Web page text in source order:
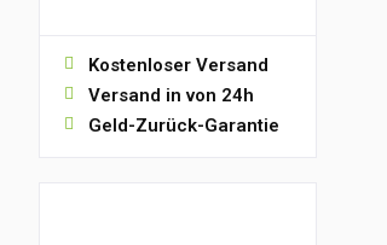
Kostenloser Versand
Versand in von 24h
Geld-Zurück-Garantie